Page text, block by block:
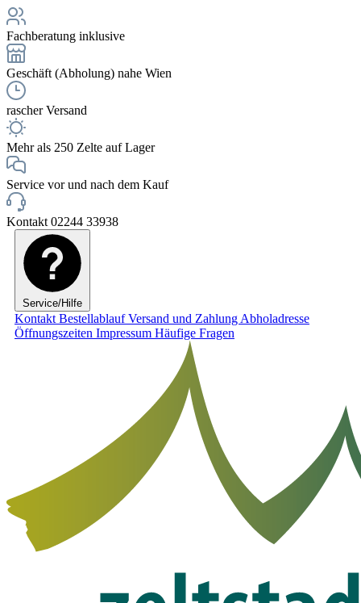
Fachberatung inklusive
Geschäft (Abholung) nahe Wien
rascher Versand
Mehr als 250 Zelte auf Lager
Service vor und nach dem Kauf
Kontakt 02244 33938
Service/Hilfe
Kontakt BestellablaufVersand und Zahlung Abholadresse
Öffnungszeiten Impressum Häufige Fragen